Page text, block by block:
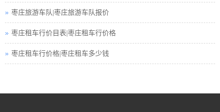
枣庄租车行小车
枣庄小车租赁公司
枣庄高铁接送小车
枣庄旅游车队|枣庄旅游车队报价
枣庄租车行价目表|枣庄租车行价格
枣庄租车行价格|枣庄租车多少钱